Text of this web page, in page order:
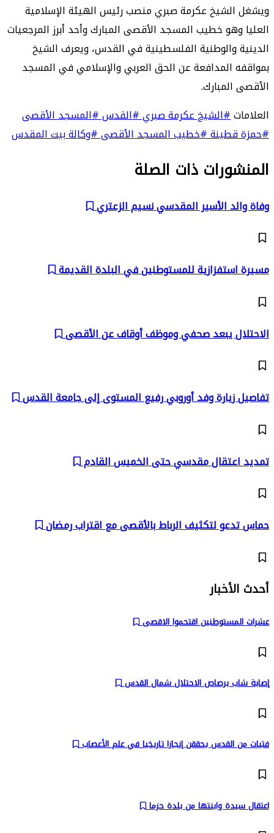
ويشغل الشيخ عكرمة صبري منصب رئيس الهيئة الإسلامية
العليا وهو خطيب المسجد الأقصى المبارك وأحد أبرز المرجعيات
الدينية والوطنية الفلسطينية في القدس، ويعرف الشيخ
بمواقفه المدافعة عن الحق العربي والإسلامي في المسجد
الأقصى المبارك.
العلامات#الشيخ عكرمة صبري#القدس#المسجد الأقصى
#حمزة قطينة#خطيب المسجد الأقصى#وكالة بيت المقدس
المنشورات ذات الصلة
وفاة والد الأسير المقدسي نسيم الزعتري
مسيرة استفزازية للمستوطنين في البلدة القديمة
الاحتلال يبعد صحفي وموظف أوقاف عن الأقصى
تفاصيل زيارة وفد أوروبي رفيع المستوى إلى جامعة القدس
تمديد اعتقال مقدسي حتى الخميس القادم
حماس تدعو لتكثيف الرباط بالأقصى مع اقتراب رمضان
أحدث الأخبار
عشرات المستوطنين اقتحموا الاقصى
إصابة شاب برصاص الاحتلال شمال القدس
فتيات من القدس يحققن إنجازا تاريخيا في علم الأعصاب
اعتقال سيدة وابنتها من بلدة حزما